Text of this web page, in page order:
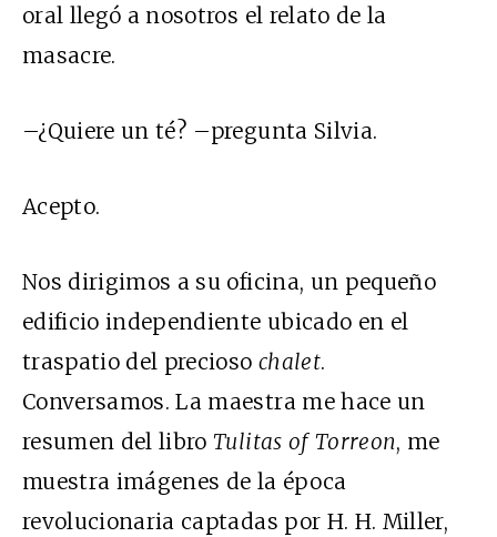
oral llegó a nosotros el relato de la
masacre.
–¿Quiere un té? –pregunta Silvia.
Acepto.
Nos dirigimos a su oficina, un pequeño
edificio independiente ubicado en el
traspatio del precioso chalet.
Conversamos. La maestra me hace un
resumen del libroTulitas of Torreon, me
muestra imágenes de la época
revolucionaria captadas por H. H. Miller,